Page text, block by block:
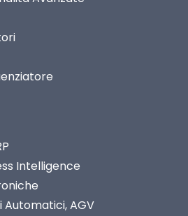
Intelligence
Automatici, AGV